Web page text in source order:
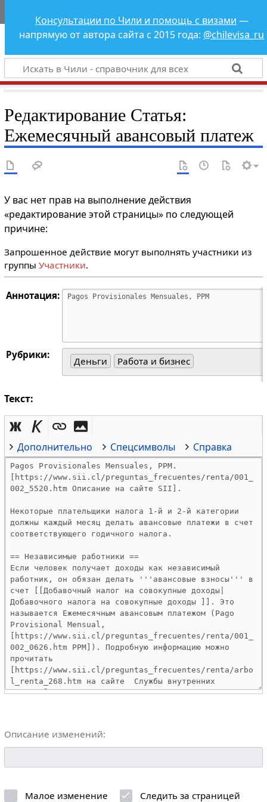
Чили - справочник
для всех
Консультации по Чили и помощь с визами —
напрямую от автора сайта с 2015 года: @chilevisa_ru
Редактирование Статья:
Ежемесячный авансовый платеж
У вас нет прав на выполнение действия
«редактирование этой страницы» по следующей
причине:
Запрошенное действие могут выполнять участники из
группы Участники.
Аннотация:
Рубрики:
Деньги Работа и бизнес
Текст:
Дополнительно Спецсимволы Справка
Описание изменений:
Малое изменение Следить за страницей